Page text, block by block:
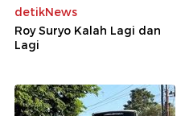
detikNews
Roy Suryo Kalah Lagi dan
Lagi